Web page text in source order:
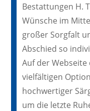
Bestattungen H.
Wünsche im
großer Sorgfalt
Abschied so
Auf der
vielfältigen
hochwertiger
um die letzte